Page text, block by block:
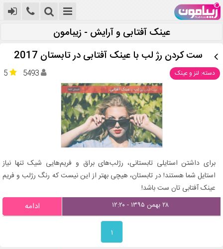
عینک آفتابی و آرایش - زیبامون
ست کردن رژ لب با عینک آفتابی در تابستان 2017
دسته: لنز و عینک 5 5493
برای داشتن استایلی تابستانی، رژلب‌های براق و فریم‌هایی شیک تنها نیاز
استایل شما هستند! در تابستان، هیچی بهتر از این نیست که رنگ رژلب و فریم
عینک آفتابی تان ست باشد!
۲۸ بهمن ۱۳۹۵ - ۱۲:۲۰ ادامه
۱